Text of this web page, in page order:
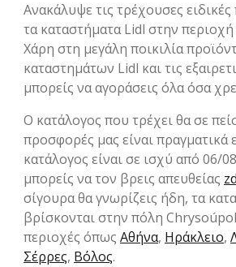
Ανακάλυψε τις τρέχουσες
τα καταστήματα Lidl στην
Χάρη στη μεγάλη ποικιλία
καταστημάτων Lidl και τις
μπορείς να αγοράσεις όλα όσα
Ο κατάλογος που τρέχει θα σε
προσφορές μας είναι πραγματικά
κατάλογος είναι σε ισχύ από 06/
μπορείς να τον βρεις απευθείας
σίγουρα θα γνωρίζεις ήδη, τα
βρίσκονται στην πόλη
περιοχές όπως Αθήνα, Ηράκλειο,
Σέρρες, Βόλος.